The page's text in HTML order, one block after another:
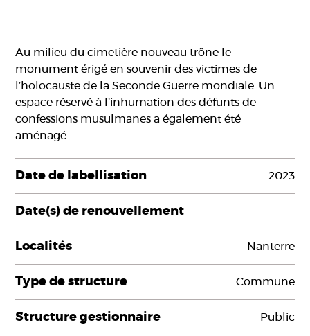
Au milieu du cimetière nouveau trône le
monument érigé en souvenir des victimes de
l’holocauste de la Seconde Guerre mondiale. Un
espace réservé à l’inhumation des défunts de
confessions musulmanes a également été
aménagé.
Date de labellisation 2023
Date(s) de renouvellement
Localités Nanterre
Type de structure Commune
Structure gestionnaire Public